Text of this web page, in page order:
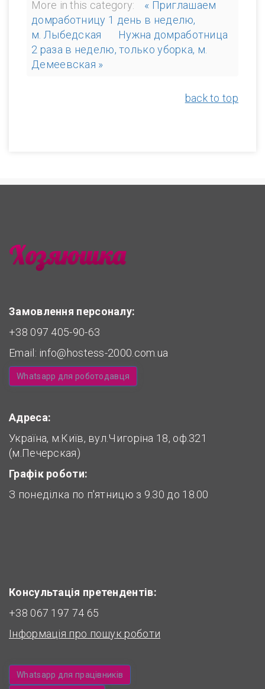
More in this category:
« Приглашаем
домработницу 1 день в неделю,
м. Лыбедская
Нужна домработница
2 раза в неделю, только уборка, м.
Демеевская »
back to top
Замовлення персоналу:
+38 097 405-90-63
Email: info@hostess-2000.com.ua
Whatsapp для роботодавця
Адреса:
Україна, м.Київ, вул.Чигоріна 18, оф.321
(м.Печерская)
Графік роботи:
З понеділка по п'ятницю з 9.30 до 18.00
Консультація претендентів:
+38 067 197 74 65
Інформація про пошук роботи
Whatsapp для працівників